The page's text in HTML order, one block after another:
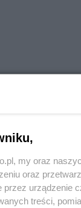
, dywickiego
my oraz
oraz
przez urządzenie
treści,